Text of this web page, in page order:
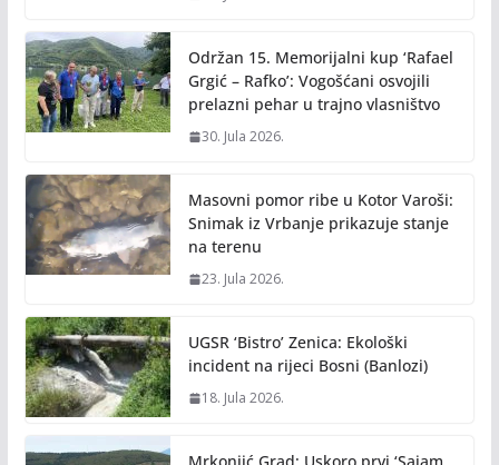
Održan 15. Memorijalni kup ‘Rafael
Grgić – Rafko’: Vogošćani osvojili
prelazni pehar u trajno vlasništvo
30. Jula 2026.
Masovni pomor ribe u Kotor Varoši:
Snimak iz Vrbanje prikazuje stanje
na terenu
23. Jula 2026.
UGSR ‘Bistro’ Zenica: Ekološki
incident na rijeci Bosni (Banlozi)
18. Jula 2026.